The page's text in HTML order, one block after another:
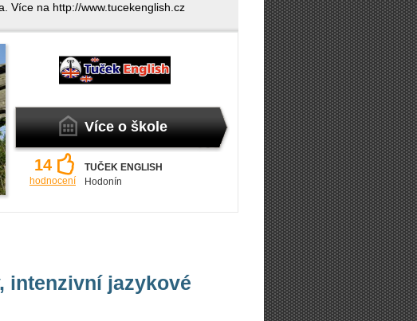
Více na http://www.tu­cekenglish.cz
Více o škole
14
hodnocení
TUČEK ENGLISH
Hodonín
intenzivní jazykové